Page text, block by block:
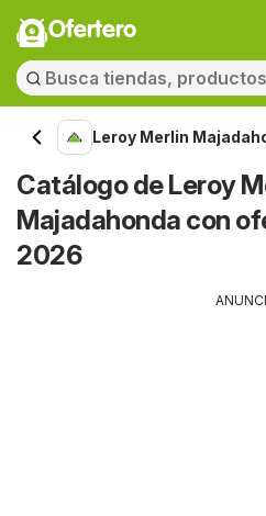
Ofertero
Leroy Merlin
Catálogo de Leroy
Majadahonda con
2026